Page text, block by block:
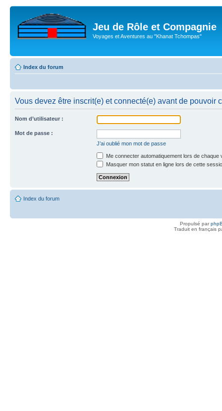
Jeu de Rôle et Compagnie
Voyages et Aventures au "Khanat Tchompas"
Index du forum
Vous devez être inscrit(e) et connecté(e) avant de pouvoir
Nom d’utilisateur :
Mot de passe :
J’ai oublié mon mot de passe
Me connecter automatiquement lors de chaque
Masquer mon statut en ligne lors de cette
Index du forum
Propulsé par
Traduit en français